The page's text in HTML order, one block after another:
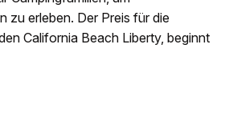
zu erleben. Der Preis für die
California Beach Liberty, beginnt